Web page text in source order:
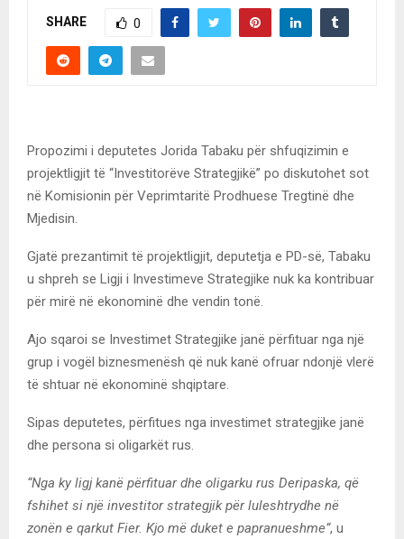
SHARE 0
Propozimi i deputetes Jorida Tabaku për shfuqizimin e
projektligjit të “Investitorëve Strategjikë” po diskutohet sot
në Komisionin për Veprimtaritë Prodhuese Tregtinë dhe
Mjedisin.
Gjatë prezantimit të projektligjit, deputetja e PD-së, Tabaku
u shpreh se Ligji i Investimeve Strategjike nuk ka kontribuar
për mirë në ekonominë dhe vendin tonë.
Ajo sqaroi se Investimet Strategjike janë përfituar nga një
grup i vogël biznesmenësh që nuk kanë ofruar ndonjë vlerë
të shtuar në ekonominë shqiptare.
Sipas deputetes, përfitues nga investimet strategjike janë
dhe persona si oligarkët rus.
“Nga ky ligj kanë përfituar dhe oligarku rus Deripaska, që
fshihet si një investitor strategjik për luleshtrydhe në
zonën e qarkut Fier. Kjo më duket e papranueshme”, u